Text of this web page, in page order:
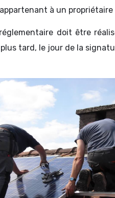
à un propriétaire
doit être
tard, le jour de la